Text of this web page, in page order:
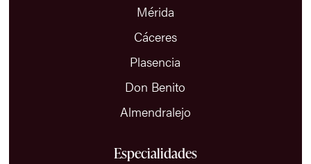
Mérida
Cáceres
Plasencia
Don Benito
Almendralejo
Especialidades